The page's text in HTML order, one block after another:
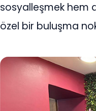
sosyalleşmek hem
özel bir buluşma